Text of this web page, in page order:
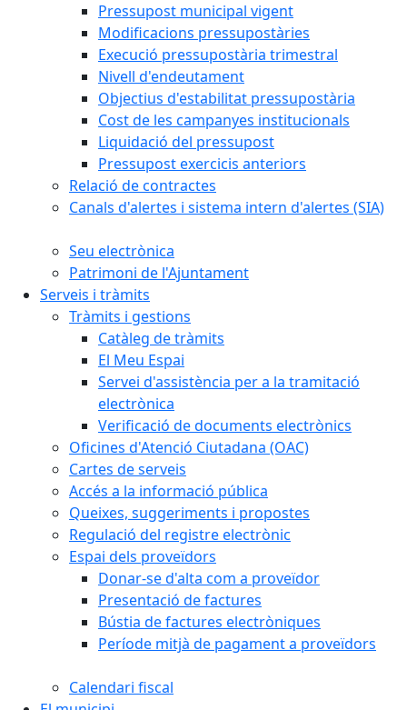
Pressupost municipal vigent
Modificacions pressupostàries
Execució pressupostària trimestral
Nivell d'endeutament
Objectius d'estabilitat pressupostària
Cost de les campanyes institucionals
Liquidació del pressupost
Pressupost exercicis anteriors
Relació de contractes
Canals d'alertes i sistema intern d'alertes (SIA)
Seu electrònica
Patrimoni de l'Ajuntament
Serveis i tràmits
Tràmits i gestions
Catàleg de tràmits
El Meu Espai
Servei d'assistència per a la tramitació
electrònica
Verificació de documents electrònics
Oficines d'Atenció Ciutadana (OAC)
Cartes de serveis
Accés a la informació pública
Queixes, suggeriments i propostes
Regulació del registre electrònic
Espai dels proveïdors
Donar-se d'alta com a proveïdor
Presentació de factures
Bústia de factures electròniques
Període mitjà de pagament a proveïdors
Calendari fiscal